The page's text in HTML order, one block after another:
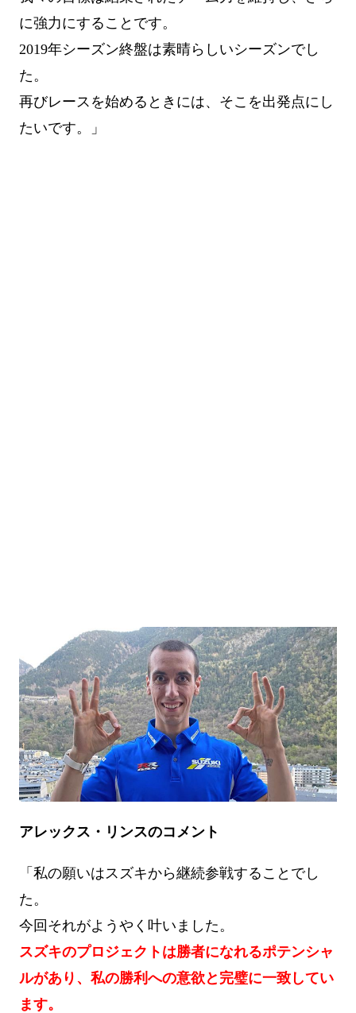
に強力にすることです。
2019年シーズン終盤は素晴らしいシーズンでし
た。
再びレースを始めるときには、そこを出発点にし
たいです。」
アレックス・リンスのコメント
「私の願いはスズキから継続参戦することでし
た。
今回それがようやく叶いました。
スズキのプロジェクトは勝者になれるポテンシャ
ルがあり、私の勝利への意欲と完璧に一致してい
ます。